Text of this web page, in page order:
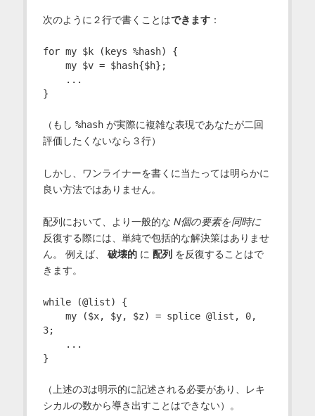
次のように２行で書くことはできます：
for my $k (keys %hash) {
（もし %hashが実際に複雑な表現であなたが二回
評価したくないなら３行）
しかし、ワンライナーを書くに当たっては明らかに
良い方法ではありません。
配列において、より一般的な N個の要素を同時に
反復する際には、単純で包括的な解決策はありませ
ん。 例えば、 破壊的に 配列 を反復することはで
きます。
while (@list) {
3;
（上述の3は明示的に記述される必要があり、レキ
シカルの数から導き出すことはできない）。